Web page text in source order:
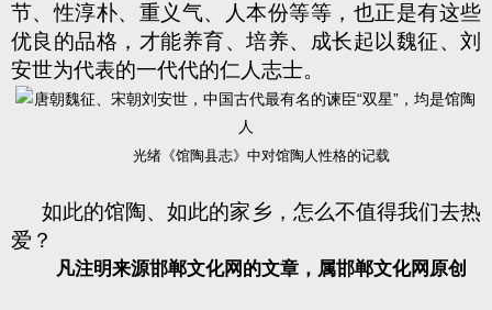
节、性淳朴、重义气、人本份等等，也正是有这些
优良的品格，才能养育、培养、成长起以魏征、刘
安世为代表的一代代的仁人志士。
光绪《馆陶县志》中对馆陶人性格的记载
如此的馆陶、如此的家乡，怎么不值得我们去热
爱？
凡注明来源邯郸文化网的文章，属邯郸文化网原创